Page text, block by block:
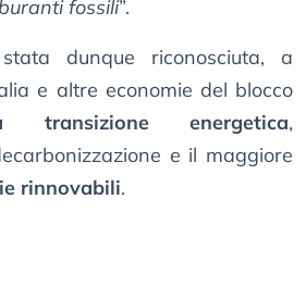
fossili”.
dunque riconosciuta, a
e altre economie del blocco
transizione energetica,
e il maggiore
rinnovabili.